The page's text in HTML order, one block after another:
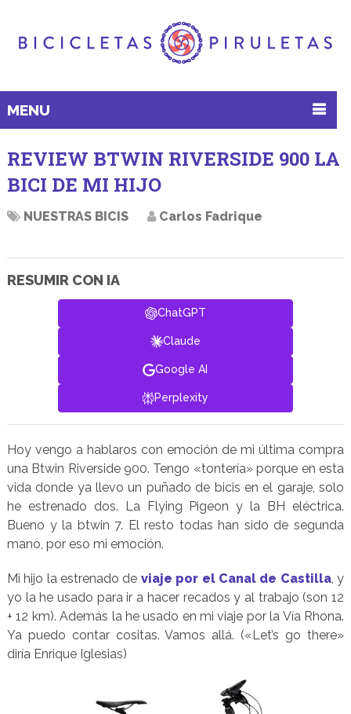
MENU
REVIEW BTWIN RIVERSIDE 900 LA
BICI DE MI HIJO
NUESTRAS BICIS Carlos Fadrique
RESUMIR CON IA
ChatGPT
Claude
Google AI
Perplexity
Hoy vengo a hablaros con emoción de mi última compra
una Btwin Riverside 900. Tengo «tontería» porque en esta
vida donde ya llevo un puñado de bicis en el garaje, solo
he estrenado dos. La Flying Pigeon y la BH eléctrica.
Bueno y la btwin 7. El resto todas han sido de segunda
mano, por eso mi emoción.
Mi hijo la estrenado de viaje por el Canal de Castilla, y
yo la he usado para ir a hacer recados y al trabajo (son 12
+ 12 km). Además la he usado en mi viaje por la Vía Rhona.
Ya puedo contar cositas. Vamos allá. («Let’s go there»
diría Enrique Iglesias)